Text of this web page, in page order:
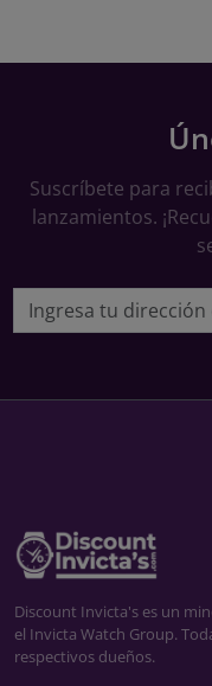
Suscríbete para
lanzamientos.
Dirección de correo
Discount Invicta's es un
el Invicta Watch Group.
respectivos dueños.